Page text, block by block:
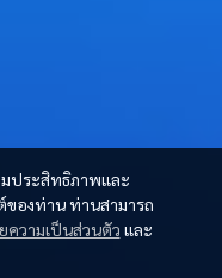
มประสิทธิภาพและ
ของท่าน ท่านสามารถ
ความเป็นส่วนตัว และ